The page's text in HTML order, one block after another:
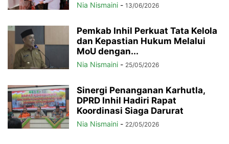
Nia Nismaini - 13/06/2026
Pemkab Inhil Perkuat Tata Kelola
dan Kepastian Hukum Melalui
MoU dengan...
Nia Nismaini - 25/05/2026
Sinergi Penanganan Karhutla,
DPRD Inhil Hadiri Rapat
Koordinasi Siaga Darurat
Nia Nismaini - 22/05/2026